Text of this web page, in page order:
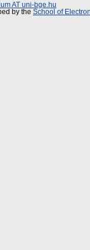
AT uni-bge.hu
by the School of